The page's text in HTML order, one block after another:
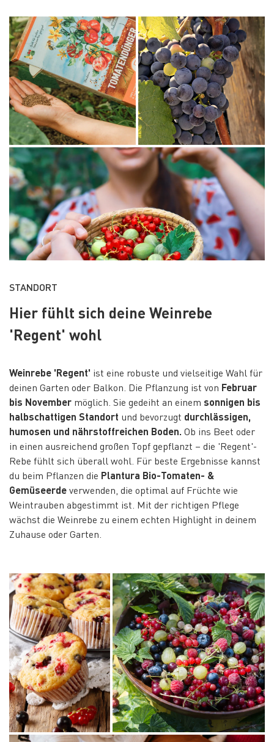
STANDORT
Hier fühlt sich deine Weinrebe
'Regent' wohl
Weinrebe 'Regent' ist eine robuste und vielseitige Wahl für
deinen Garten oder Balkon. Die Pflanzung ist von Februar
bis November möglich. Sie gedeiht an einem sonnigen bis
halbschattigen Standort und bevorzugt durchlässigen,
humosen und nährstoffreichen Boden. Ob ins Beet oder
in einen ausreichend großen Topf gepflanzt – die 'Regent'-
Rebe fühlt sich überall wohl. Für beste Ergebnisse kannst
du beim Pflanzen die Plantura Bio-Tomaten- &
Gemüseerdeverwenden, die optimal auf Früchte wie
Weintrauben abgestimmt ist. Mit der richtigen Pflege
wächst die Weinrebe zu einem echten Highlight in deinem
Zuhause oder Garten.